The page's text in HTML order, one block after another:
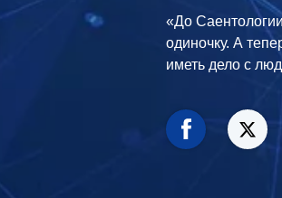
«До
одиночку. А
иметь дело с